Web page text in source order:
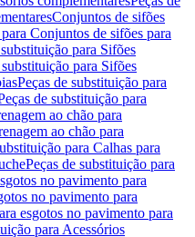
Conjuntos de sifões
Conjuntos de sifões para
para Sifões
substituição para Sifões
Peças de substituição para
de substituição para
ao chão para
ao chão para
para Calhas para
Peças de substituição para
no pavimento para
no pavimento para
esgotos no pavimento para
para Acessórios